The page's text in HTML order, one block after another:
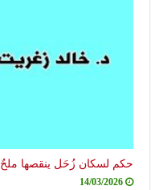
حكم لسكان زُحَل ينقصها ملحٌ
14/03/2026